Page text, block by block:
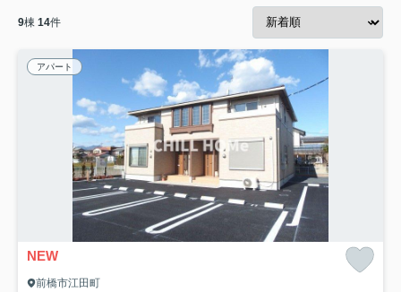
9棟 14件
アパート
NEW
前橋市江田町